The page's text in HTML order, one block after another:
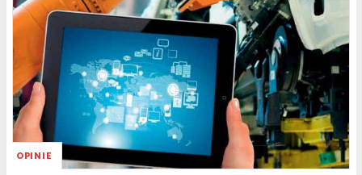
OPINIE